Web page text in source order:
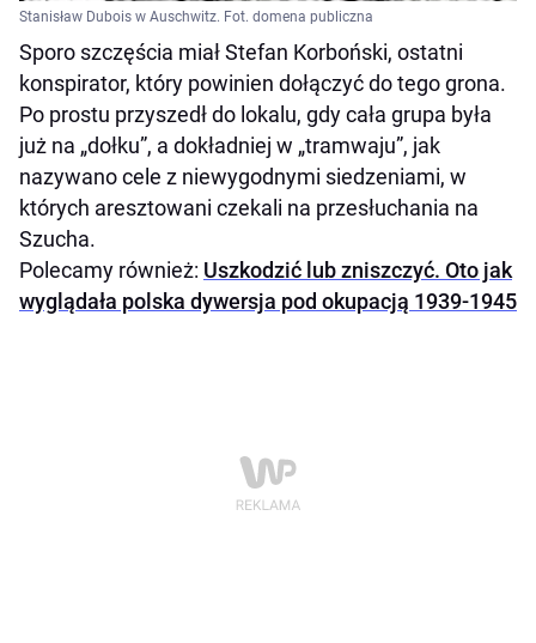
Stanisław Dubois w Auschwitz. Fot. domena publiczna
Sporo szczęścia miał Stefan Korboński, ostatni
konspirator, który powinien dołączyć do tego grona.
Po prostu przyszedł do lokalu, gdy cała grupa była
już na „dołku”, a dokładniej w „tramwaju”, jak
nazywano cele z niewygodnymi siedzeniami, w
których aresztowani czekali na przesłuchania na
Szucha.
Polecamy również: Uszkodzić lub zniszczyć. Oto jak
wyglądała polska dywersja pod okupacją 1939-1945